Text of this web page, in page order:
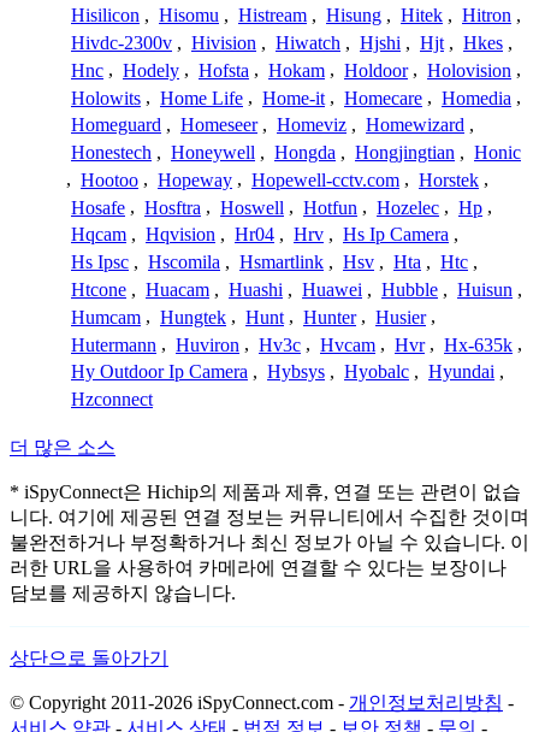
Hisilicon , Hisomu , Histream , Hisung , Hitek , Hitron ,
Hivdc-2300v , Hivision , Hiwatch , Hjshi , Hjt , Hkes ,
Hnc , Hodely , Hofsta , Hokam , Holdoor , Holovision ,
Holowits , Home Life , Home-it , Homecare , Homedia ,
Homeguard , Homeseer , Homeviz , Homewizard ,
Honestech , Honeywell , Hongda , Hongjingtian , Honic
, Hootoo , Hopeway , Hopewell-cctv.com , Horstek ,
Hosafe , Hosftra , Hoswell , Hotfun , Hozelec , Hp ,
Hqcam , Hqvision , Hr04 , Hrv , Hs Ip Camera ,
Hs Ipsc , Hscomila , Hsmartlink , Hsv , Hta , Htc ,
Htcone , Huacam , Huashi , Huawei , Hubble , Huisun ,
Humcam , Hungtek , Hunt , Hunter , Husier ,
Hutermann , Huviron , Hv3c , Hvcam , Hvr , Hx-635k ,
Hy Outdoor Ip Camera , Hybsys , Hyobalc , Hyundai ,
Hzconnect
더 많은 소스
* iSpyConnect은 Hichip의 제품과 제휴, 연결 또는 관련이 없습
니다. 여기에 제공된 연결 정보는 커뮤니티에서 수집한 것이며
불완전하거나 부정확하거나 최신 정보가 아닐 수 있습니다. 이
러한 URL을 사용하여 카메라에 연결할 수 있다는 보장이나
담보를 제공하지 않습니다.
상단으로 돌아가기
© Copyright 2011-2026 iSpyConnect.com - 개인정보처리방침 -